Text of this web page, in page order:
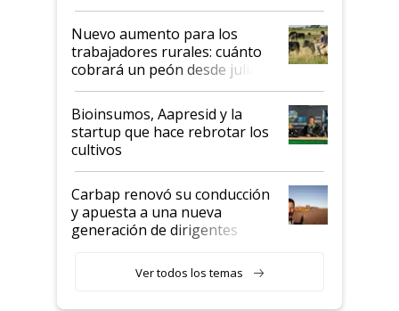
Nuevo aumento para los
trabajadores rurales: cuánto
cobrará un peón desde julio
Bioinsumos, Aapresid y la
startup que hace rebrotar los
cultivos
Carbap renovó su conducción
y apuesta a una nueva
generación de dirigentes
Ver todos los temas